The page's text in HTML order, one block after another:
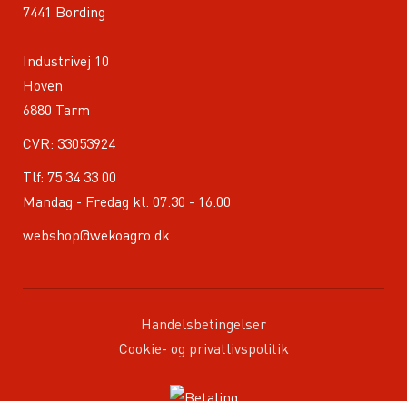
7441 Bording
Industrivej 10
Hoven
6880 Tarm
CVR: 33053924
Tlf: 75 34 33 00
Mandag - Fredag kl. 07.30 - 16.00
webshop@wekoagro.dk
Handelsbetingelser
Cookie- og privatlivspolitik